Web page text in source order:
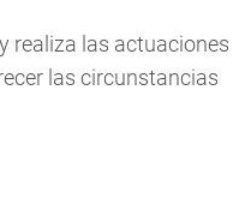
realiza las actuaciones
las circunstancias